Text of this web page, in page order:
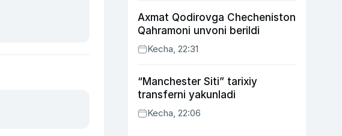
Axmat Qodirovga Checheniston
Qahramoni unvoni berildi
Kecha, 22:31
“Manchester Siti” tarixiy
transferni yakunladi
Kecha, 22:06